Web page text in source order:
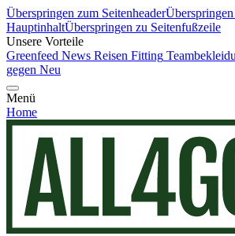
Überspringen zum Seitenheader
HauptinhaltÜberspringen zu Seitenfußzeile
Unsere Vorteile
Greenfeed News Reisen Fitting
gegen Neu
Menü
Home